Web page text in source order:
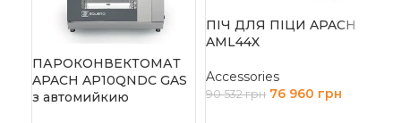
ПАРОКОНВЕКТОМАТ
APACH AP10QNDC GAS
з автомийкию
ПІЧ ДЛЯ ПІЦИ APACH
AML44X
Accessories
90 532грн 76 960 грн